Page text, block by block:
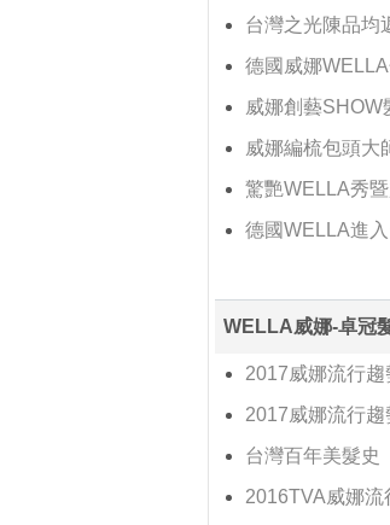
台灣之光陳品均
德國威娜
威娜創藝SHOW
威娜編梳包頭大
驚艷WELLA秀
德國WELLA進
WELLA威娜-卓冠
2017威娜流行
2017威娜流行趨
台灣百年美髮史
2016TVA威娜